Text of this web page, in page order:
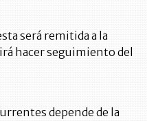
será remitida a la
hacer seguimiento del
depende de la